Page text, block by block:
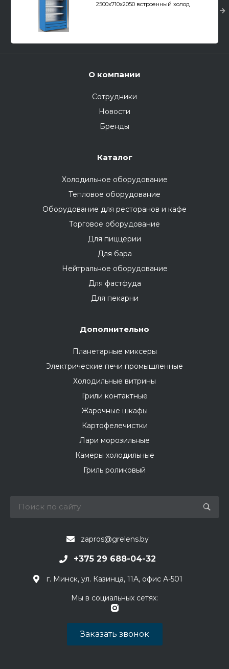
2500x710x2050 встроенный холод
О компании
Сотрудники
Новости
Бренды
Каталог
Холодильное оборудование
Тепловое оборудование
Оборудование для ресторанов и кафе
Торговое оборудование
Для пиццерии
Для бара
Нейтральное оборудование
Для фастфуда
Для пекарни
Дополнительно
Планетарные миксеры
Электрические печи промышленные
Холодильные витрины
Грили контактные
Жарочные шкафы
Картофелечистки
Лари морозильные
Камеры холодильные
Гриль роликовый
zapros@grelens.by
+375 29 688-04-32
г. Минск, ул. Казинца, 11А, офис А-501
Мы в социальных сетях:
Заказать звонок